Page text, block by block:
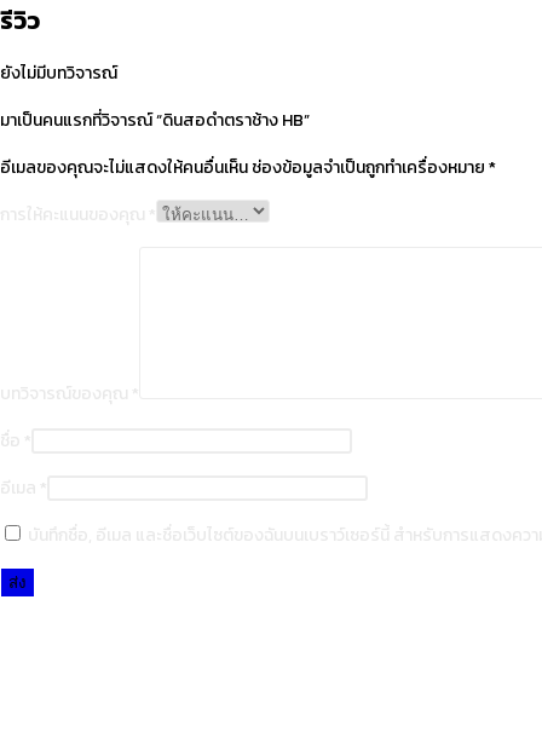
รีวิว
ยังไม่มีบทวิจารณ์
มาเป็นคนแรกที่วิจารณ์ “ดินสอดำตราช้าง HB”
อีเมลของคุณจะไม่แสดงให้คนอื่นเห็นช่องข้อมูลจำเป็นถูกทำเครื่องหมาย*